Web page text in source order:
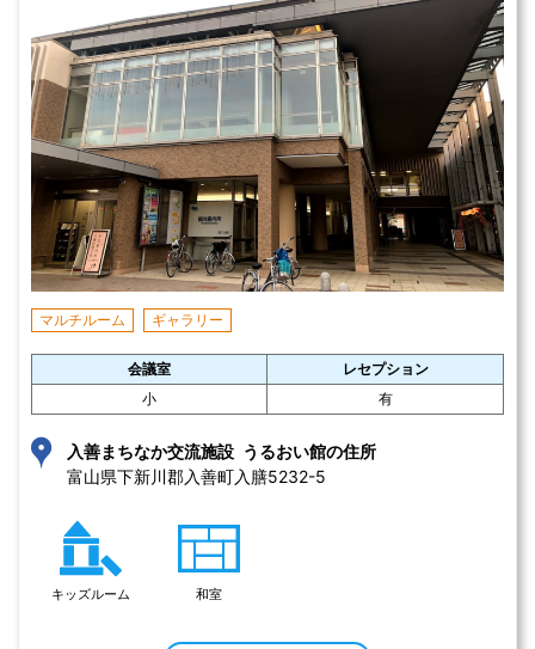
マルチルーム ギャラリー
会議室
レセプション
小
有
入善まちなか交流施設 うるおい館の住所
富山県下新川郡入善町入膳5232-5
キッズルーム 和室